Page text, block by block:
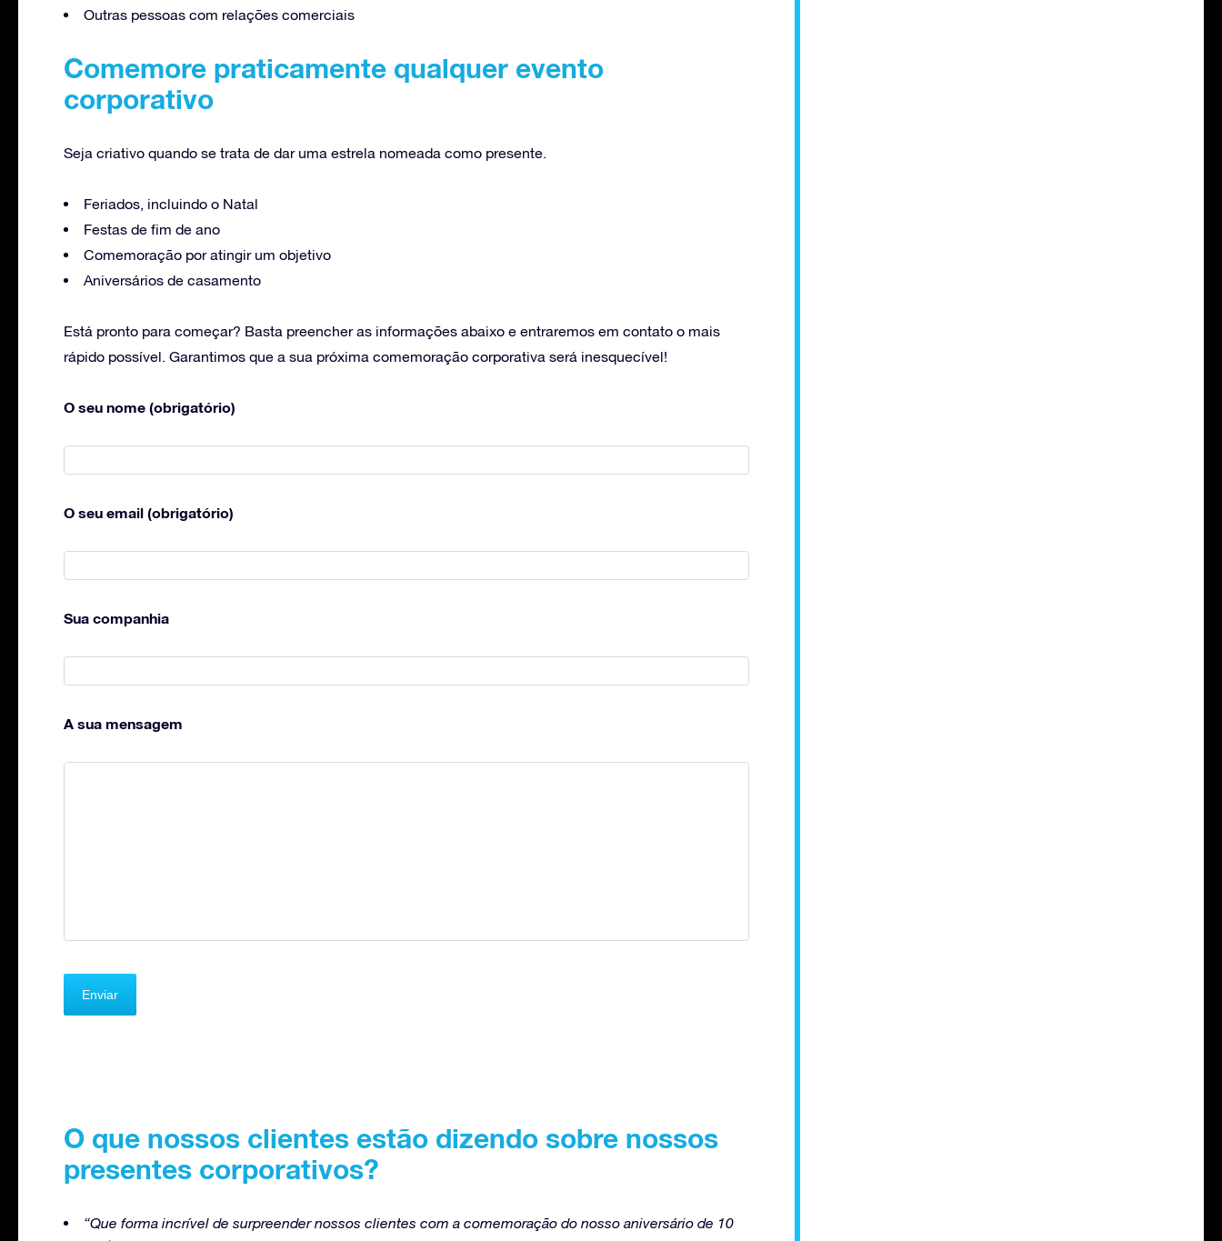
Outras pessoas com relações comerciais
Comemore praticamente qualquer evento
corporativo
Seja criativo quando se trata de dar uma estrela nomeada como presente.
Feriados, incluindo o Natal
Festas de fim de ano
Comemoração por atingir um objetivo
Aniversários de casamento
Está pronto para começar? Basta preencher as informações abaixo e entraremos em contato o mais
rápido possível. Garantimos que a sua próxima comemoração corporativa será inesquecível!
O seu nome (obrigatório)
O seu email (obrigatório)
Sua companhia
A sua mensagem
O que nossos clientes estão dizendo sobre nossos
presentes corporativos?
“Que forma incrível de surpreender nossos clientes com a comemoração do nosso aniversário de 10